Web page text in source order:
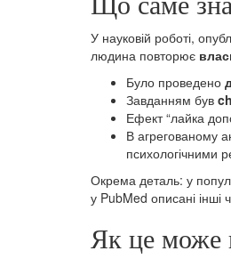
У науковій роботі,
людина повторює
Було проведено
Завданням був
Ефект “лайка
В агрегованому
психологічними
Окрема деталь: у
у PubMed описані
Як це може